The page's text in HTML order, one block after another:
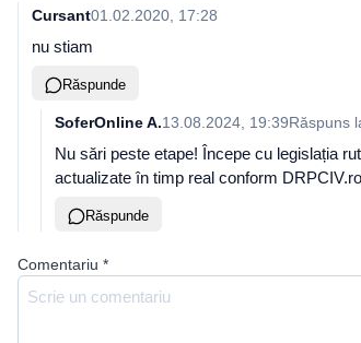
Cursant01.02.2020, 17:28
nu stiam
Răspunde
SoferOnline A.13.08.2024, 19:39Răspuns
Nu sări peste etape! Începe cu legislația
actualizate în timp real conform
Răspunde
Comentariu *